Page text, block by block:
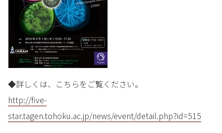
◆詳しくは、こちらをご覧ください。
http://five-
star.tagen.tohoku.ac.jp/news/event/detail.php?id=515